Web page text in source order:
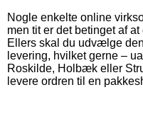
Nogle enkelte online
men tit er det betinget af
Ellers skal du udvælge
levering, hvilket gerne –
Roskilde, Holbæk eller
levere ordren til en